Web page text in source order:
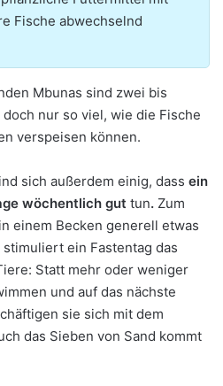
Fische abwechselnd
Mbunas sind zwei bis
nur so viel, wie die Fische
verspeisen können.
sich außerdem einig, dass ein
wöchentlich gut tun. Zum
einem Becken generell etwas
ein Fastentag das
Statt mehr oder weniger
und auf das nächste
sie sich mit dem
das Sieben von Sand kommt